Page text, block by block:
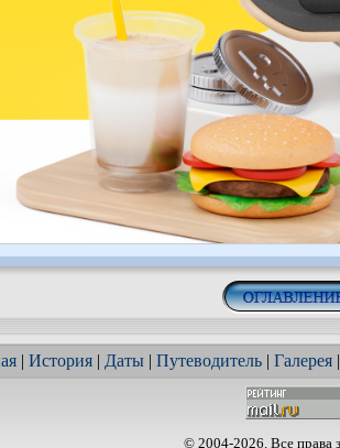
| История| Даты| Путеводитель| Галерея|
© 2004-2026. Все права